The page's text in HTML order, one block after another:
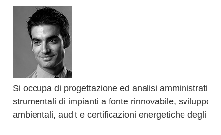
Si occupa di progettazione ed analisi amministrative
strumentali di impianti a fonte rinnovabile, sviluppo
ambientali, audit e certificazioni energetiche degli